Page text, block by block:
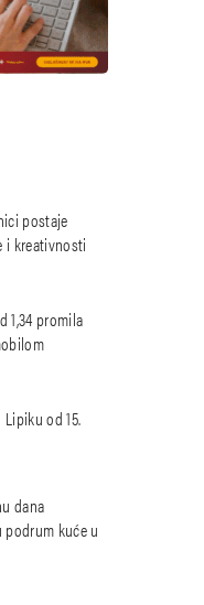
postaje
i kreativnosti
1,34 promila
od 15.
dana
podrum kuće u